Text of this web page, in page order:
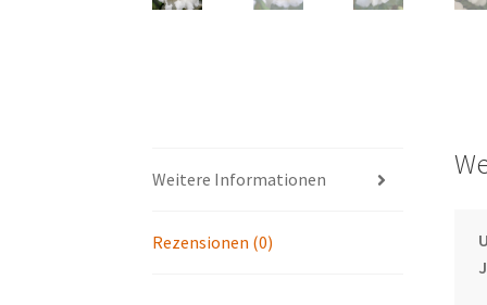
Weitere Informationen
Rezensionen (0)